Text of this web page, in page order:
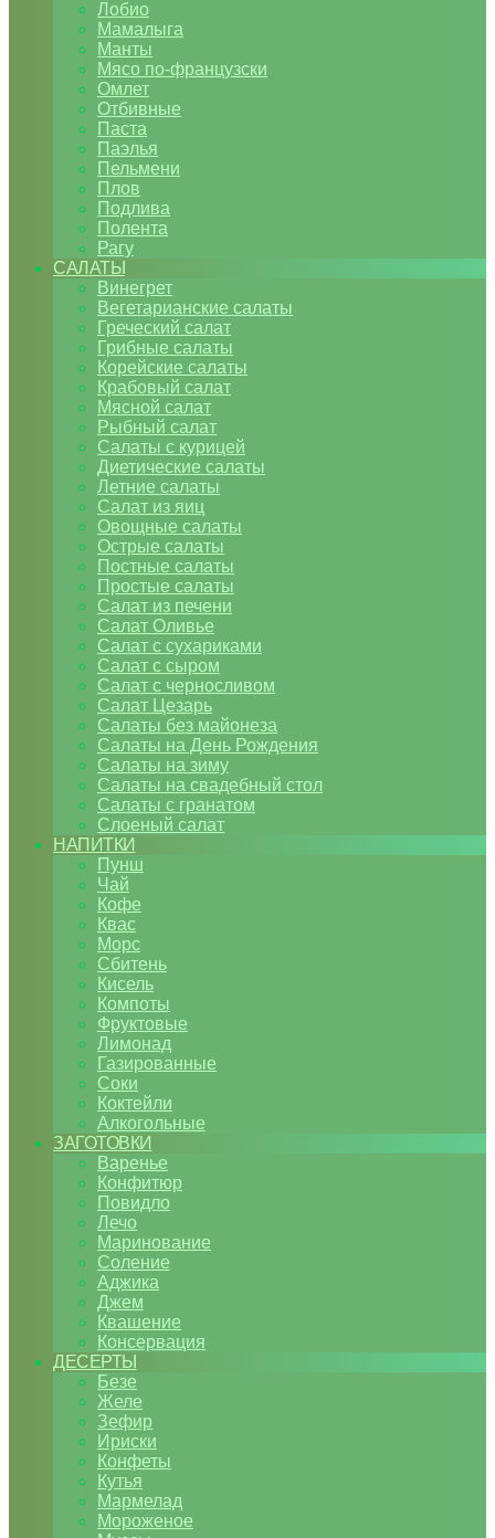
Лобио
Мамалыга
Манты
Мясо по-французски
Омлет
Отбивные
Паста
Паэлья
Пельмени
Плов
Подлива
Полента
Рагу
САЛАТЫ
Винегрет
Вегетарианские салаты
Греческий салат
Грибные салаты
Корейские салаты
Крабовый салат
Мясной салат
Рыбный салат
Салаты с курицей
Диетические салаты
Летние салаты
Салат из яиц
Овощные салаты
Острые салаты
Постные салаты
Простые салаты
Салат из печени
Салат Оливье
Салат с сухариками
Салат с сыром
Салат с черносливом
Салат Цезарь
Салаты без майонеза
Салаты на День Рождения
Салаты на зиму
Салаты на свадебный стол
Салаты с гранатом
Слоеный салат
НАПИТКИ
Пунш
Чай
Кофе
Квас
Морс
Сбитень
Кисель
Компоты
Фруктовые
Лимонад
Газированные
Соки
Коктейли
Алкогольные
ЗАГОТОВКИ
Варенье
Конфитюр
Повидло
Лечо
Маринование
Соление
Аджика
Джем
Квашение
Консервация
ДЕСЕРТЫ
Безе
Желе
Зефир
Ириски
Конфеты
Кутья
Мармелад
Мороженое